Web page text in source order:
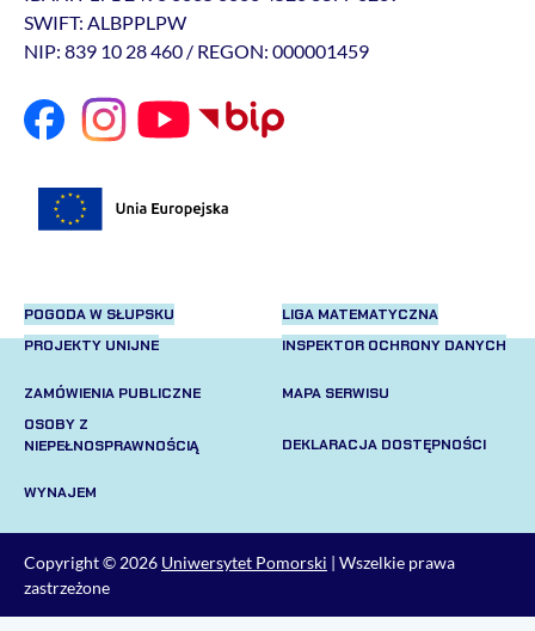
SWIFT: ALBPPLPW
NIP: 839 10 28 460 / REGON: 000001459
POGODA W SŁUPSKU
PROJEKTY UNIJNE
LIGA MATEMATYCZNA
INSPEKTOR OCHRONY DANYCH
ZAMÓWIENIA PUBLICZNE
OSOBY Z
NIEPEŁNOSPRAWNOŚCIĄ
MAPA SERWISU
DEKLARACJA DOSTĘPNOŚCI
WYNAJEM
Copyright © 2026 Uniwersytet Pomorski | Wszelkie prawa
zastrzeżone